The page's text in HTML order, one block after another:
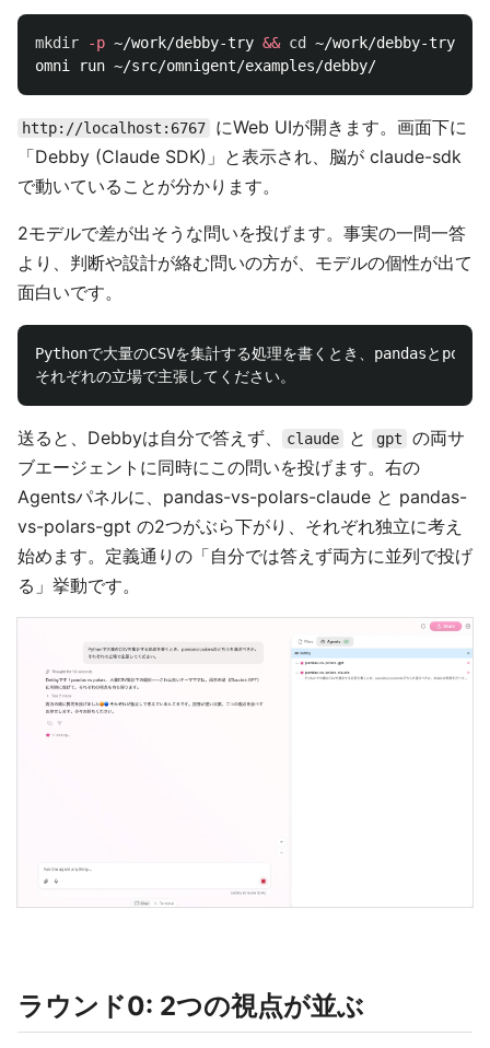
mkdir -p ~/work/debby-try && cd
~/work/debby-try
http://localhost:6767
にWeb UIが開きます。画面下に
「Debby (Claude SDK)」と表示され、脳が claude-sdk
で動いていることが分かります。
2モデルで差が出そうな問いを投げます。事実の一問一答
より、判断や設計が絡む問いの方が、モデルの個性が出て
面白いです。
Pythonで大量のCSVを集計する処理を書くとき、pandasと
送ると、Debbyは自分で答えず、 claude と gpt
の両サ
ブエージェントに同時にこの問いを投げます。右の
Agentsパネルに、pandas-vs-polars-claude と pandas-
vs-polars-gpt の2つがぶら下がり、それぞれ独立に考え
始めます。定義通りの「自分では答えず両方に並列で投げ
る」挙動です。
ラウンド0: 2つの視点が並ぶ